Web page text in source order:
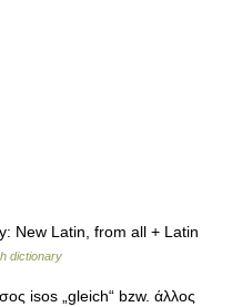
New Latin, from all + Latin
dictionary
isos „gleich“ bzw. άλλος